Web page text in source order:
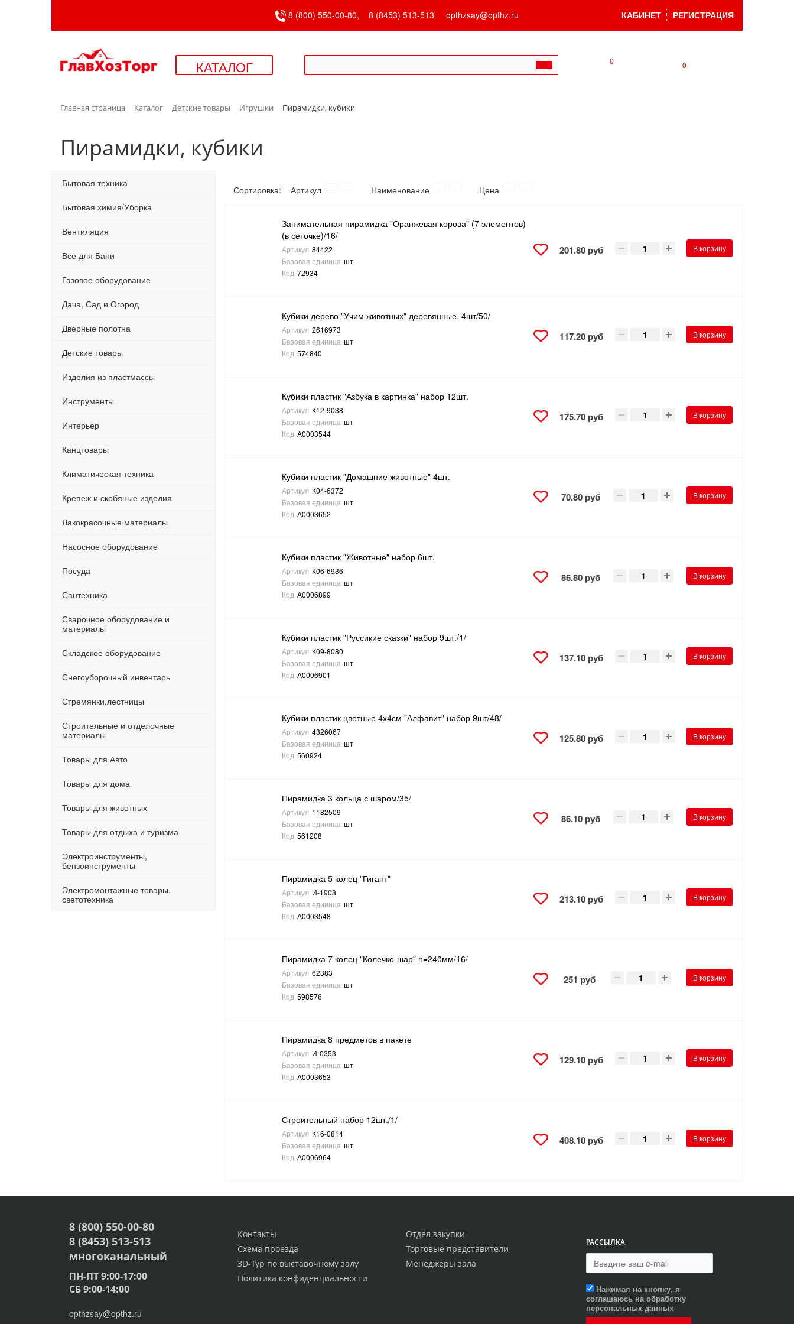
8 (800) 550-00-80, 8 (8453) 513-513 opthzsay@opthz.ru КАБИНЕТ РЕГИСТРАЦИЯ
КАТАЛОГ 0 0
Главная страница Каталог Детские товары Игрушки Пирамидки, кубики
Пирамидки, кубики
Бытовая техника
Бытовая химия/Уборка
Вентиляция
Все для Бани
Газовое оборудование
Дача, Сад и Огород
Дверные полотна
Детские товары
Изделия из пластмассы
Инструменты
Интерьер
Канцтовары
Климатическая техника
Крепеж и скобяные изделия
Лакокрасочные материалы
Насосное оборудование
Посуда
Сантехника
Сварочное оборудование и
материалы
Складское оборудование
Снегоуборочный инвентарь
Стремянки,лестницы
Строительные и отделочные
материалы
Товары для Авто
Товары для дома
Товары для животных
Товары для отдыха и туризма
Электроинструменты,
бензоинструменты
Электромонтажные товары,
светотехника
Сортировка: Артикул Наименование Цена
Занимательная пирамидка "Оранжевая корова" (7 элементов)
(в сеточке)/16/
Артикул 84422
Базовая единица шт
Код 72934
201.80 руб В корзину
Кубики дерево "Учим животных" деревянные, 4шт/50/
Артикул 2616973
Базовая единица шт
Код 574840
117.20 руб В корзину
Кубики пластик "Азбука в картинка" набор 12шт.
Артикул К12-9038
Базовая единица шт
Код А0003544
175.70 руб В корзину
Кубики пластик "Домашние животные" 4шт.
Артикул К04-6372
Базовая единица шт
Код А0003652
70.80 руб В корзину
Кубики пластик "Животные" набор 6шт.
Артикул К06-6936
Базовая единица шт
Код А0006899
86.80 руб В корзину
Кубики пластик "Руссикие сказки" набор 9шт./1/
Артикул К09-8080
Базовая единица шт
Код А0006901
137.10 руб В корзину
Кубики пластик цветные 4х4см "Алфавит" набор 9шт/48/
Артикул 4326067
Базовая единица шт
Код 560924
125.80 руб В корзину
Пирамидка 3 кольца с шаром/35/
Артикул 1182509
Базовая единица шт
Код 561208
86.10 руб В корзину
Пирамидка 5 колец "Гигант"
Артикул И-1908
Базовая единица шт
Код А0003548
213.10 руб В корзину
Пирамидка 7 колец "Колечко-шар" h=240мм/16/
Артикул 62383
Базовая единица шт
Код 598576
251 руб В корзину
Пирамидка 8 предметов в пакете
Артикул И-0353
Базовая единица шт
Код А0003653
129.10 руб В корзину
Строительный набор 12шт./1/
Артикул К16-0814
Базовая единица шт
Код А0006964
408.10 руб В корзину
Отдел закупки
Торговые представители
Менеджеры зала
Контакты
Схема проезда
3D-Тур по выставочному залу
Политика конфиденциальности
РАССЫЛКА
Нажимая на кнопку, я
соглашаюсь на обработку
персональных данных
8 (800) 550-00-80
8 (8453) 513-513
многоканальный
ПН-ПТ 9:00-17:00
СБ 9:00-14:00
opthzsay@opthz.ru